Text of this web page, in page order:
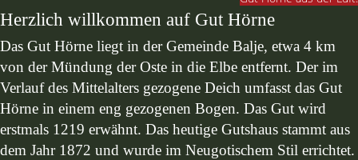
Herzlich willkommen auf Gut Hörne
Das Gut Hörne liegt in der Gemeinde Balje, etwa 4 km
von der Mündung der Oste in die Elbe entfernt. Der im
Verlauf des Mittelalters gezogene Deich umfasst das Gut
Hörne in einem eng gezogenen Bogen. Das Gut wird
erstmals 1219 erwähnt. Das heutige Gutshaus stammt aus
dem Jahr 1872 und wurde im Neugotischem Stil errichtet.